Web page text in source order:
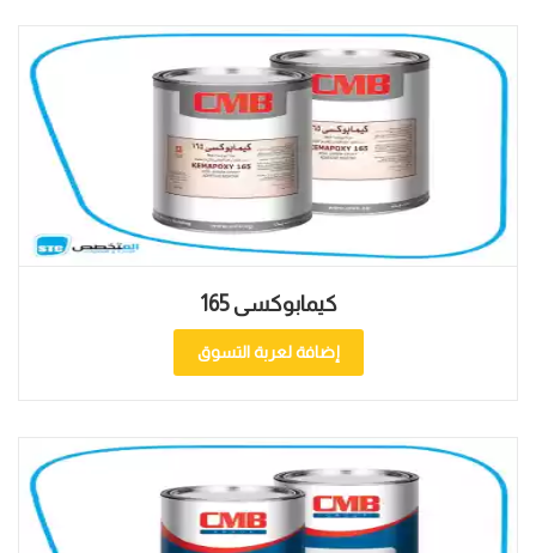
كيمابوكسى 165
إضافة لعربة التسوق